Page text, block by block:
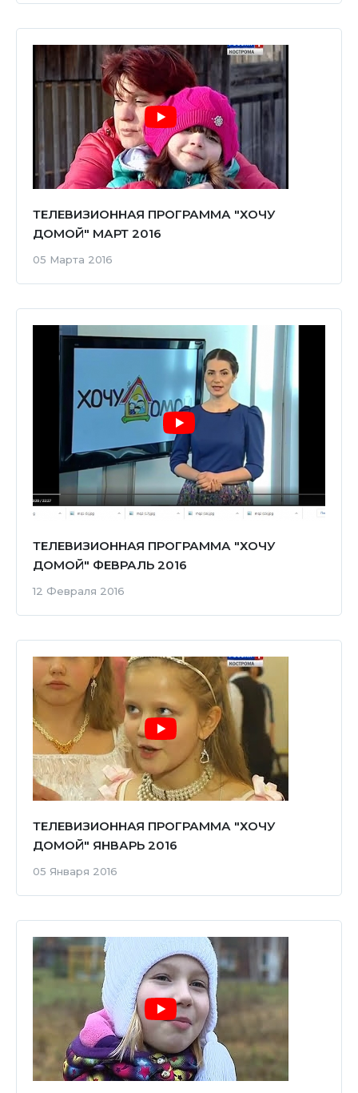
ТЕЛЕВИЗИОННАЯ ПРОГРАММА "ХОЧУ
ДОМОЙ" МАРТ 2016
05 Марта 2016
ТЕЛЕВИЗИОННАЯ ПРОГРАММА "ХОЧУ
ДОМОЙ" ФЕВРАЛЬ 2016
12 Февраля 2016
ТЕЛЕВИЗИОННАЯ ПРОГРАММА "ХОЧУ
ДОМОЙ" ЯНВАРЬ 2016
05 Января 2016